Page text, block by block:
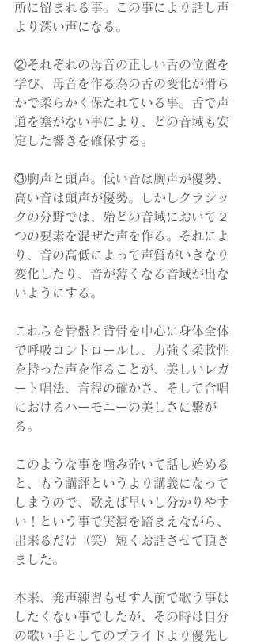
所に留まれる事。この事により話し声
より深い声になる。
②それぞれの母音の正しい舌の位置を
学び、母音を作る為の舌の変化が滑ら
かで柔らかく保たれている事。舌で声
道を塞がない事により、どの音域も安
定した響きを確保する。
③胸声と頭声。低い音は胸声が優勢、
高い音は頭声が優勢。しかしクラシッ
クの分野では、殆どの音域において２
つの要素を混ぜた声を作る。それによ
り、音の高低によって声質がいきなり
変化したり、音が薄くなる音域が出な
いようにする。
これらを骨盤と背骨を中心に身体全体
で呼吸コントロールし、力強く柔軟性
を持った声を作ることが、美しいレガ
ート唱法、音程の確かさ、そして合唱
におけるハーモニーの美しさに繋が
る。
このような事を噛み砕いて話し始める
と、もう講評というより講義になって
しまうので、歌えば早いし分かりやす
い！という事で実演を踏まえながら、
出来るだけ（笑）短くお話させて頂き
ました。
本来、発声練習もせず人前で歌う事は
したくない事でしたが、その時は自分
の歌い手としてのプライドより優先し